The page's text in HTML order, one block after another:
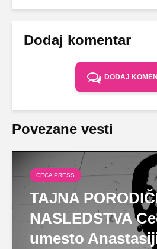
Dodaj komentar
DODAJ
Povezane vesti
CECA PRESS
TAJNA
NASLEDSTVA
umesto